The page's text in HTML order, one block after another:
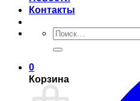
Контакты
Искать:
0
Корзина